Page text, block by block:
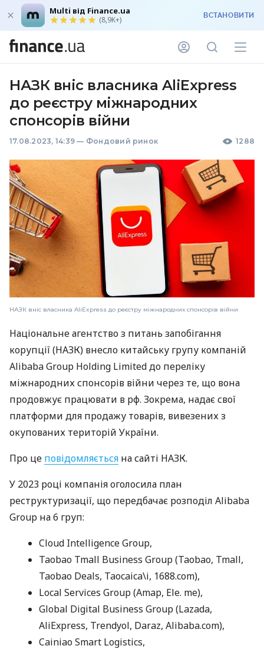
Multi від Finance.ua
(8,9K+) ВСТАНОВИТИ
НАЗК вніс власника AliExpress
до реєстру міжнародних
спонсорів війни
17.08.2023, 14:39 — Фондовий ринок 1288
НАЗК вніс власника AliExpress до реєстру міжнародних спонсорів війни
Національне агентство з питань запобігання
корупції (НАЗК) внесло китайську групу компаній
Alibaba Group Holding Limited до переліку
міжнародних спонсорів війни через те, що вона
продовжує працювати в рф. Зокрема, надає свої
платформи для продажу товарів, вивезених з
окупованих територій України.
Про це повідомляється на сайті НАЗК.
У 2023 році компанія оголосила план
реструктуризації, що передбачає розподіл Alibaba
Group на 6 груп:
Cloud Intelligence Group,
Taobao Tmall Business Group (Taobao, Tmall,
Taobao Deals, Taocaica\i, 1688.com),
Local Services Group (Amap, Ele. me),
Global Digital Business Group (Lazada,
AliExpress, Trendyol, Daraz, Alibaba.com),
Cainiao Smart Logistics,